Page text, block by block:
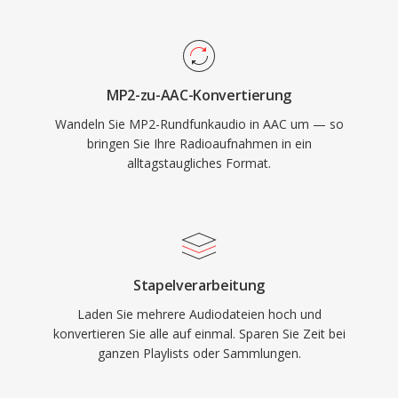
alles von Sprachanrufen bis hin zu Surround-
Sound. Drittens sorgt die breite Akzeptanz
durch Apple und andere dafür, dass praktisch
jedes moderne Gerät, jeder Browser und jeder
Mediaplayer AAC-Inhalte nativ wiedergeben
MP2-zu-AAC-Konvertierung
Wandeln Sie MP2-Rundfunkaudio in AAC um — so
bringen Sie Ihre Radioaufnahmen in ein
alltagstaugliches Format.
Stapelverarbeitung
Laden Sie mehrere Audiodateien hoch und
konvertieren Sie alle auf einmal. Sparen Sie Zeit bei
ganzen Playlists oder Sammlungen.